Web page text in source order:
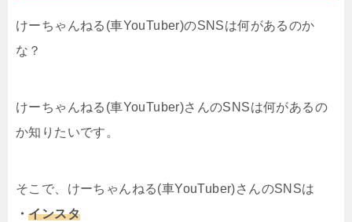
けーちゃんねる(車YouTuber)のSNSは何があるのか
な？
けーちゃんねる(車YouTuber)さんのSNSは何があるの
か知りたいです。
そこで、けーちゃんねる(車YouTuber)さんのSNSは
・インスタ